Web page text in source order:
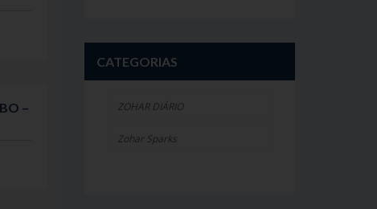
–
CATEGORIAS
ZOHAR DIÁRIO
Zohar Sparks